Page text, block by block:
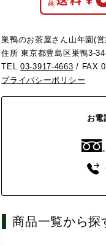
巣鴨のお茶屋さん山年園(
住所 東京都豊島区巣鴨3-
TEL03-3917-4663 / FAX
プライバシーポリシー
お電
商品一覧から探